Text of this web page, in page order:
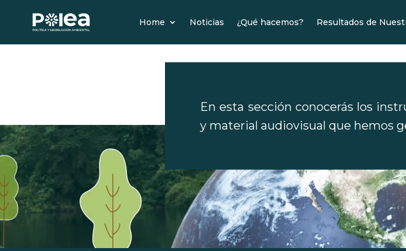
Home Noticias ¿Qué hacemos? Resultados de
En esta sección conocerás los
y material audiovisual que hemos